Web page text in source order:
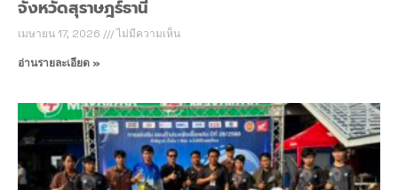
จังหวัดสุราษฎร์ธานี
เมษายน 17, 2026 ไม่มีความเห็น
อ่านรายละเอียด »